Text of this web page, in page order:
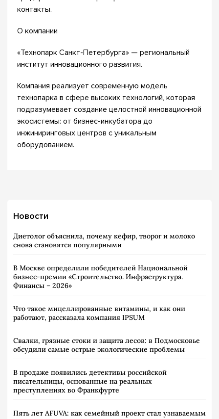
контакты.
О компании
«Технопарк Санкт-Петербурга» — региональный
институт инновационного развития.
Компания реализует современную модель
технопарка в сфере высоких технологий, которая
подразумевает создание целостной инновационной
экосистемы: от бизнес-инкубатора до
инжиниринговых центров с уникальным
оборудованием.
Новости
Диетолог объяснила, почему кефир, творог и молоко
снова становятся популярными
В Москве определили победителей Национальной
бизнес-премии «Строительство. Инфраструктура.
Финансы – 2026»
Что такое мицеллированные витамины, и как они
работают, рассказала компания IPSUM
Свалки, грязные стоки и защита лесов: в Подмосковье
обсудили самые острые экологические проблемы
В продаже появились детективы российской
писательницы, основанные на реальных
преступлениях во Франкфурте
Пять лет AFUVA: как семейный проект стал узнаваемым